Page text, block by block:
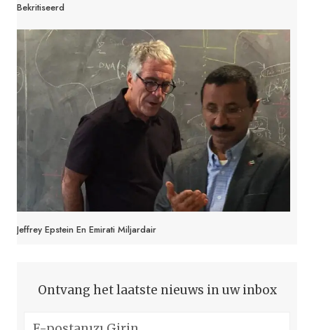
Bekritiseerd
Jeffrey Epstein En Emirati Miljardair
Ontvang het laatste nieuws in uw inbox